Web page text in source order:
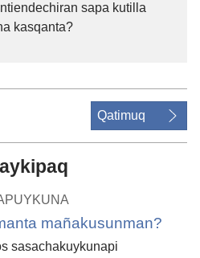
sapa kutilla
kasqanta?
Qatimuq
mañakusunman?
sasachakuykunapi